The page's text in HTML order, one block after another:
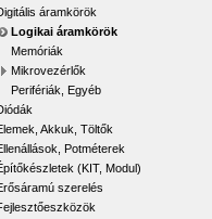
áramkörök
Logikai áramkörök
Memóriák
Mikrovezérlők
Perifériák, Egyéb
Akkuk, Töltők
Potméterek
(KIT, Modul)
szerelés